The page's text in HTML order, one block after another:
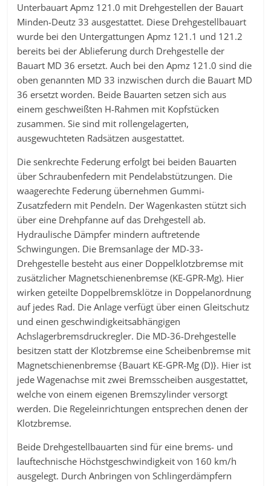
Unterbauart Apmz 121.0 mit Drehgestellen der Bauart
Minden-Deutz 33 ausgestattet. Diese Drehgestellbauart
wurde bei den Untergattungen Apmz 121.1 und 121.2
bereits bei der Ablieferung durch Drehgestelle der
Bauart MD 36 ersetzt. Auch bei den Apmz 121.0 sind die
oben genannten MD 33 inzwischen durch die Bauart MD
36 ersetzt worden. Beide Bauarten setzen sich aus
einem geschweißten H-Rahmen mit Kopfstücken
zusammen. Sie sind mit rollengelagerten,
ausgewuchteten Radsätzen ausgestattet.
Die senkrechte Federung erfolgt bei beiden Bauarten
über Schraubenfedern mit Pendelabstützungen. Die
waagerechte Federung übernehmen Gummi-
Zusatzfedern mit Pendeln. Der Wagenkasten stützt sich
über eine Drehpfanne auf das Drehgestell ab.
Hydraulische Dämpfer mindern auftretende
Schwingungen. Die Bremsanlage der MD-33-
Drehgestelle besteht aus einer Doppelklotzbremse mit
zusätzlicher Magnetschienenbremse (KE-GPR-Mg). Hier
wirken geteilte Doppelbremsklötze in Doppelanordnung
auf jedes Rad. Die Anlage verfügt über einen Gleitschutz
und einen geschwindigkeitsabhängigen
Achslagerbremsdruckregler. Die MD-36-Drehgestelle
besitzen statt der Klotzbremse eine Scheibenbremse mit
Magnetschienenbremse {Bauart KE-GPR-Mg (D)}. Hier ist
jede Wagenachse mit zwei Bremsscheiben ausgestattet,
welche von einem eigenen Bremszylinder versorgt
werden. Die Regeleinrichtungen entsprechen denen der
Klotzbremse.
Beide Drehgestellbauarten sind für eine brems- und
lauftechnische Höchstgeschwindigkeit von 160 km/h
ausgelegt. Durch Anbringen von Schlingerdämpfern